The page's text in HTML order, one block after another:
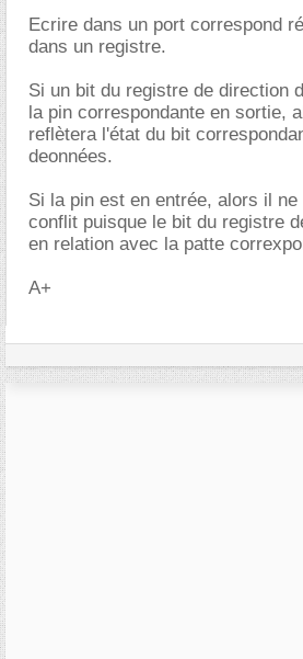
Ecrire dans un port correspond
dans un registre.
Si un bit du registre de direction
la pin correspondante en sortie,
reflètera l'état du bit
deonnées.
Si la pin est en entrée, alors il
conflit puisque le bit du registre
en relation avec la patte
A+